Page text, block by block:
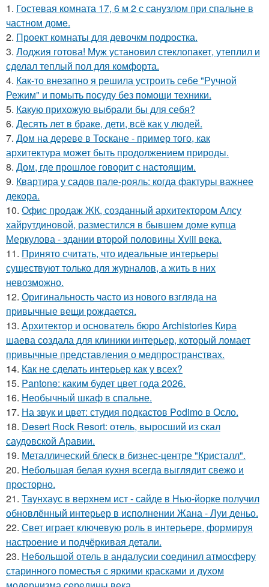
1. Гостевая комната 17, 6 м 2 с санузлом при спальне в
частном доме.
2. Проект комнаты для девочкм подростка.
3. Лоджия готова! Муж установил стеклопакет, утеплил и
сделал теплый пол для комфорта.
4. Как-то внезапно я решила устроить себе "Ручной
Режим" и помыть посуду без помощи техники.
5. Какую прихожую выбрали бы для себя?
6. Десять лет в браке, дети, всё как у людей.
7. Дом на дереве в Тоскане - пример того, как
архитектура может быть продолжением природы.
8. Дом, где прошлое говорит с настоящим.
9. Квартира у садов пале-рояль: когда фактуры важнее
декора.
10. Офис продаж ЖК, созданный архитектором Алсу
хайрутдиновой, разместился в бывшем доме купца
Меркулова - здании второй половины Xviii века.
11. Принято считать, что идеальные интерьеры
существуют только для журналов, а жить в них
невозможно.
12. Оригинальность часто из нового взгляда на
привычные вещи рождается.
13. Архитектор и основатель бюро Archistories Кира
шаева создала для клиники интерьер, который ломает
привычные представления о медпространствах.
14. Как не сделать интерьер как у всех?
15. Pantone: каким будет цвет года 2026.
16. Необычный шкаф в спальне.
17. На звук и цвет: студия подкастов Podimo в Осло.
18. Desert Rock Resort: отель, выросший из скал
саудовской Аравии.
19. Металлический блеск в бизнес-центре "Кристалл".
20. Небольшая белая кухня всегда выглядит свежо и
просторно.
21. Таунхаус в верхнем ист - сайде в Нью-йорке получил
обновлённый интерьер в исполнении Жана - Луи деньо.
22. Свет играет ключевую роль в интерьере, формируя
настроение и подчёркивая детали.
23. Небольшой отель в андалусии соединил атмосферу
старинного поместья с яркими красками и духом